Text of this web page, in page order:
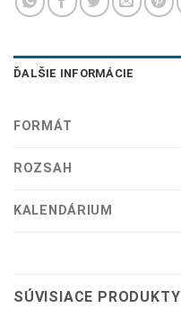
ĎALŠIE INFORMÁCIE
FORMÁT
ROZSAH
KALENDÁRIUM
SÚVISIACE PRODUKTY